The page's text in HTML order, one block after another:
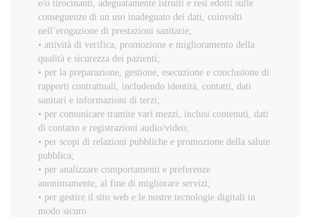
e/o tirocinanti, adeguatamente istruiti e resi edotti sulle
conseguenze di un uso inadeguato dei dati, coinvolti
nell’erogazione di prestazioni sanitarie;
• attività di verifica, promozione e miglioramento della
qualità e sicurezza dei pazienti;
• per la preparazione, gestione, esecuzione e conclusione di
rapporti contrattuali, includendo identità, contatti, dati
sanitari e informazioni di terzi;
• per comunicare tramite vari mezzi, inclusi contenuti, dati
di contatto e registrazioni audio/video;
• per scopi di relazioni pubbliche e promozione della salute
pubblica;
• per analizzare comportamenti e preferenze
anonimamente, al fine di migliorare servizi;
• per gestire il sito web e le nostre tecnologie digitali in
modo sicuro